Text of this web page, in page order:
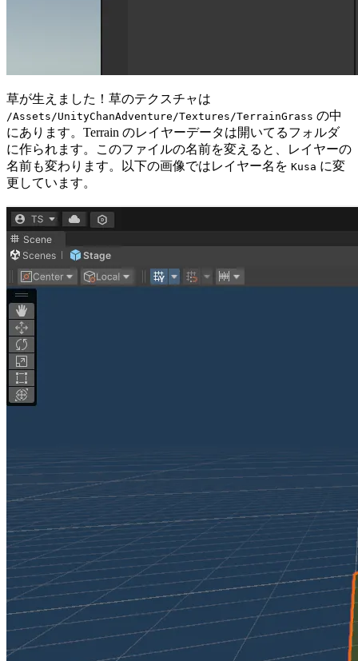
草が生えました！草のテクスチャは
/Assets/UnityChanAdventure/Textures/TerrainGrass の中
にあります。Terrain のレイヤーデータは開いてるフォルダ
に作られます。このファイルの名前を変えると、レイヤーの
名前も変わります。以下の画像ではレイヤー名を Kusa に変
更しています。